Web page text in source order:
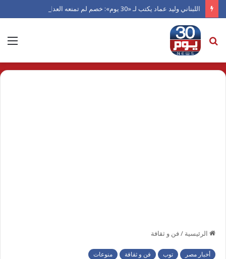
بحث
عن
الرئيسية /فن و ثقافة
أخبار مصر توب فن و ثقافة منوعات